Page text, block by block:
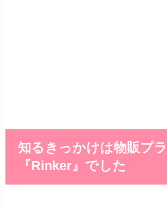
知るきっかけは物販プ
『Rinker』でした